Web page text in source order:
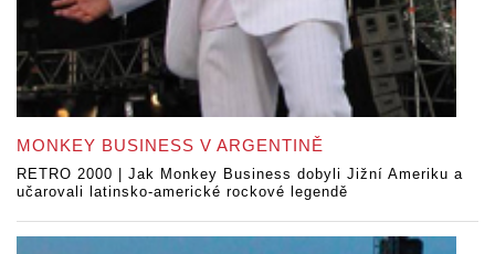
MONKEY BUSINESS V ARGENTINĚ
RETRO 2000 | Jak Monkey Business dobyli Jižní Ameriku a
učarovali latinsko-americké rockové legendě